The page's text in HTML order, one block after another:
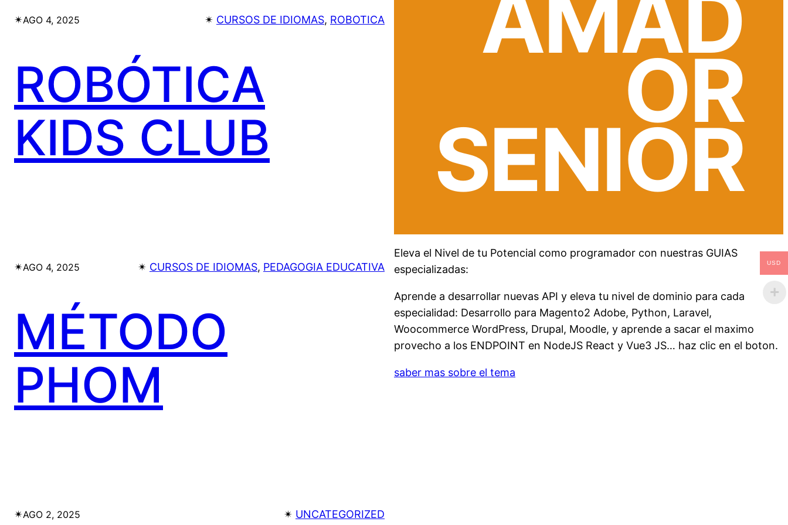
✴︎AGO 4, 2025 ✴︎ CURSOS DE IDIOMAS, ROBOTICA
ROBÓTICA
KIDS CLUB
✴︎AGO 4, 2025 ✴︎ CURSOS DE IDIOMAS, PEDAGOGIA EDUCATIVA
MÉTODO
PHOM
✴︎AGO 2, 2025 ✴︎ UNCATEGORIZED
AMAD
OR
SENIOR
Eleva el Nivel de tu Potencial como programador con nuestras GUIAS
especializadas:
Aprende a desarrollar nuevas API y eleva tu nivel de dominio para cada
especialidad: Desarrollo para Magento2 Adobe, Python, Laravel,
Woocommerce WordPress, Drupal, Moodle, y aprende a sacar el maximo
provecho a los ENDPOINT en NodeJS React y Vue3 JS… haz clic en el boton.
saber mas sobre el tema
USD